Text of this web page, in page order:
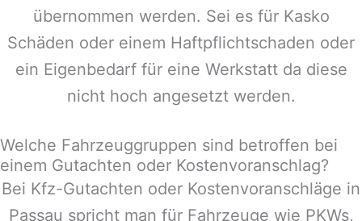
übernommen werden. Sei es für Kasko
Schäden oder einem Haftpflichtschaden oder
ein Eigenbedarf für eine Werkstatt da diese
nicht hoch angesetzt werden.
Welche Fahrzeuggruppen sind betroffen bei
einem Gutachten oder Kostenvoranschlag?
Bei Kfz-Gutachten oder Kostenvoranschläge in
Passau spricht man für Fahrzeuge wie PKWs,